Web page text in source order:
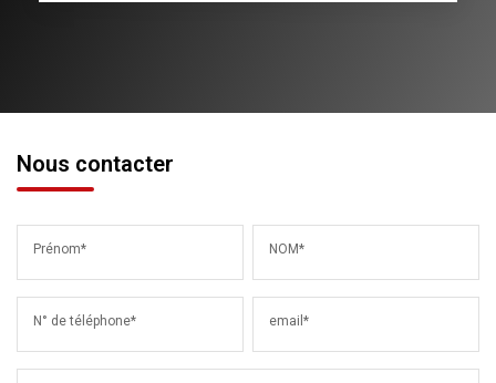
Nous contacter
Prénom* NOM*
N° de téléphone* email*